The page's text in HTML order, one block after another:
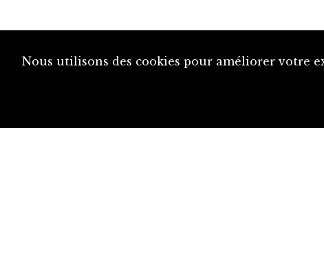
Nous utilisons des cookies pour améliorer votre